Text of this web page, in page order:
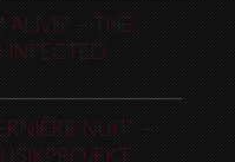
ALIVE“ – THE
INFECTED
NUIT“ –